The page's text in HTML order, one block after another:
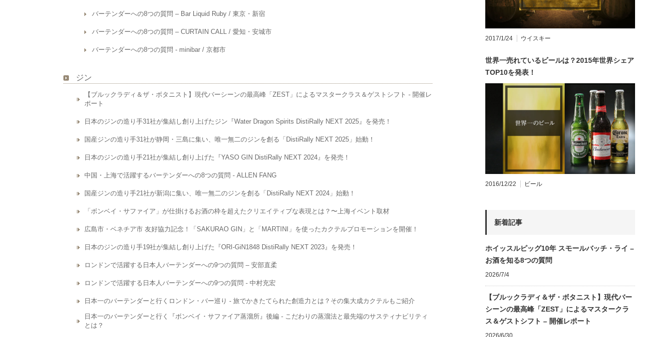
バーテンダーへの8つの質問 – Bar Liquid Ruby / 東京・新宿
バーテンダーへの8つの質問 – CURTAIN CALL / 愛知・安城市
バーテンダーへの8つの質問 - minibar / 京都市
ジン
【ブルックラディ＆ザ・ボタニスト】現代バーシーンの最高峰「ZEST」によるマスタークラス＆ゲストシフト - 開催レ
ポート
日本のジンの造り手31社が集結し創り上げたジン『Water Dragon Spirits DistiRally NEXT 2025』を発売！
国産ジンの造り手31社が静岡・三島に集い、唯一無二のジンを創る「DistiRally NEXT 2025」始動！
日本のジンの造り手21社が集結し創り上げた『YASO GIN DistiRally NEXT 2024』を発売！
中国・上海で活躍するバーテンダーへの8つの質問 - ALLEN FANG
国産ジンの造り手21社が新潟に集い、唯一無二のジンを創る「DistiRally NEXT 2024」始動！
「ボンベイ・サファイア」が仕掛けるお酒の枠を超えたクリエイティブな表現とは？〜上海イベント取材
広島市・ベネチア市 友好協力記念！「SAKURAO GIN」と「MARTINI」を使ったカクテルプロモーションを開催！
日本のジンの造り手19社が集結し創り上げた『ORI-GiN1848 DistiRally NEXT 2023』を発売！
ロンドンで活躍する日本人バーテンダーへの9つの質問 – 安部直柔
ロンドンで活躍する日本人バーテンダーへの9つの質問 - 中村充宏
日本一のバーテンダーと行くロンドン・バー巡り - 旅でかきたてられた創造力とは？その集大成カクテルもご紹介
日本一のバーテンダーと行く『ボンベイ・サファイア蒸溜所』後編 - こだわりの蒸溜法と最先端のサスティナビリティ
とは？
2017/1/24 ウイスキー
世界一売れているビールは？2015年世界シェア
TOP10を発表！
2016/12/22 ビール
新着記事
ホイッスルピッグ10年 スモールバッチ・ライ –
お酒を知る8つの質問
2026/7/4
【ブルックラディ＆ザ・ボタニスト】現代バー
シーンの最高峰「ZEST」によるマスタークラ
ス＆ゲストシフト – 開催レポート
2026/6/30